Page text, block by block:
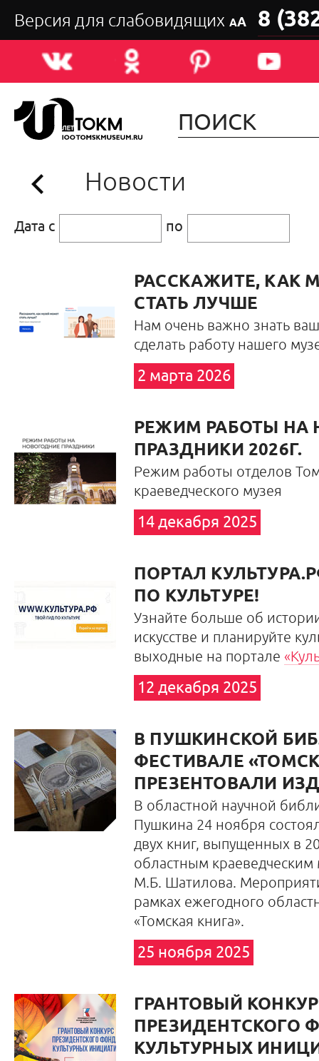
Версия для слабовидящих АА 8
Новости
Дата с по
РАССКАЖИТЕ, КАК
СТАТЬ ЛУЧШЕ
Нам очень важно знать
сделать работу нашего
2 марта 2026
РЕЖИМ РАБОТЫ НА
ПРАЗДНИКИ 2026Г.
Режим работы отделов
краеведческого музея
14 декабря 2025
ПОРТАЛ
ПО КУЛЬТУРЕ!
Узнайте больше об
искусстве и планируйте
выходные на портале
12 декабря 2025
В ПУШКИНСКОЙ
ФЕСТИВАЛЕ
ПРЕЗЕНТОВАЛИ
В областной научной
Пушкина 24 ноября
двух книг, выпущенных в
областным
М.Б. Шатилова.
рамках ежегодного
«Томская книга».
25 ноября 2025
ГРАНТОВЫЙ
ПРЕЗИДЕНТСКОГО
КУЛЬТУРНЫХ